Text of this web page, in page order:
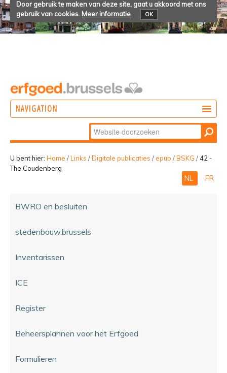
Door gebruik te maken van deze site, gaat u akkoord met ons
gebruik van cookies. Meer informatie OK
NAVIGATION
BELEVEN
Zoek
Geavanceerd
zoeken...
U bent hier: Home /Links /Digitale publicaties / epub /BSKG / 42 -
The Coudenberg
NL FR
BWRO en besluiten
stedenbouw.brussels
Inventarissen
ICE
Register
Beheersplannen voor het Erfgoed
Formulieren